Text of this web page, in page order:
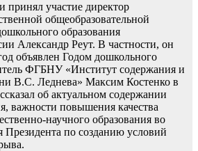
принял участие директор
общеобразовательной
образования
Александр Реут. В частности, он
объявлен Годом дошкольного
ФГБНУ «Институт содержания и
В.С. Леднева» Максим Костенко в
об актуальном содержании
важности повышения качества
научного образования во
Президента по созданию условий